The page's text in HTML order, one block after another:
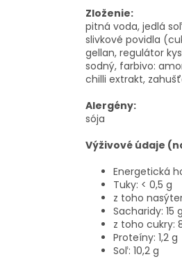
Zloženie:
pitná voda, jedlá
slivkové povidla
gellan, regulátor
sodný, farbivo:
chilli extrakt,
Alergény:
sója
Výživové údaje
Energetická
Tuky: < 0,5 g
z toho
Sacharidy: 15 g
z toho cukry:
Proteíny: 1,2 g
Soľ: 10,2 g